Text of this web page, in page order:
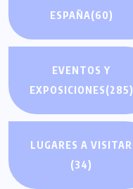
ESPAÑA(60)
EVENTOS Y
EXPOSICIONES(285)
LUGARES A VISITAR
(34)